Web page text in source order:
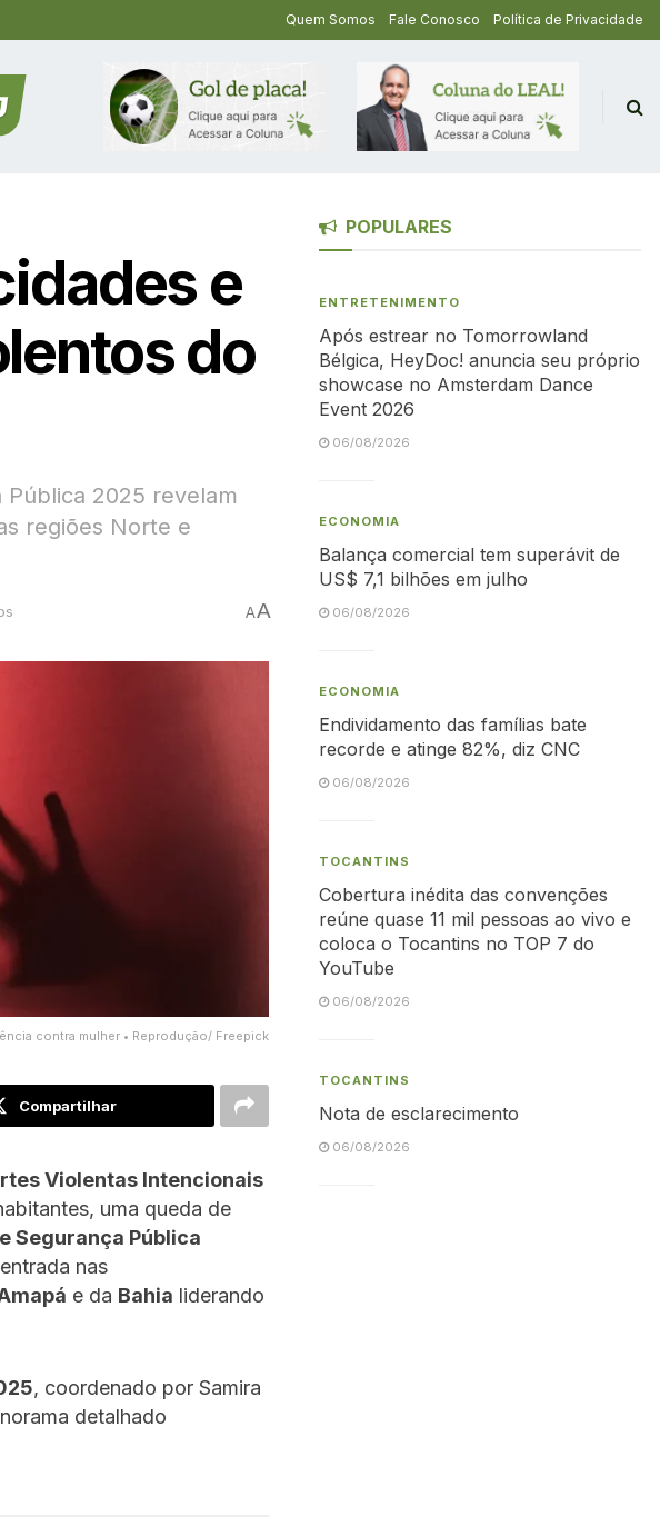
Quem Somos Fale Conosco Política de Privacidade
e
do
Pública 2025 revelam
regiões Norte e
AA
contra mulher • Reprodução/ Freepick
Compartilhar
Violentas Intencionais
uma queda de
Segurança Pública
nas
e da Bahia liderando
, coordenado por Samira
detalhado
POPULARES
ENTRETENIMENTO
Após estrear no Tomorrowland
Bélgica, HeyDoc! anuncia seu próprio
showcase no Amsterdam Dance
Event 2026
06/08/2026
ECONOMIA
Balança comercial tem superávit de
US$ 7,1 bilhões em julho
06/08/2026
ECONOMIA
Endividamento das famílias bate
recorde e atinge 82%, diz CNC
06/08/2026
TOCANTINS
Cobertura inédita das convenções
reúne quase 11 mil pessoas ao vivo e
coloca o Tocantins no TOP 7 do
YouTube
06/08/2026
TOCANTINS
Nota de esclarecimento
06/08/2026